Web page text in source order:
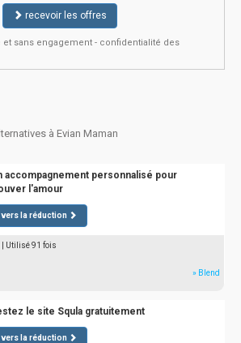
recevoir les offres
sans engagement - confidentialité des
à Evian Maman
accompagnement personnalisé pour
l'amour
vers la réduction
| Utilisé 91 fois
» Blend
le site Squla gratuitement
vers la réduction